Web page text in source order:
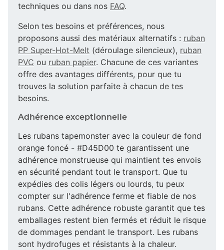
techniques ou dans nos FAQ.
Selon tes besoins et préférences, nous
proposons aussi des matériaux alternatifs : ruban
PP Super-Hot-Melt (déroulage silencieux), ruban
PVC ou ruban papier. Chacune de ces variantes
offre des avantages différents, pour que tu
trouves la solution parfaite à chacun de tes
besoins.
Adhérence exceptionnelle
Les rubans tapemonster avec la couleur de fond
orange foncé - #D45D00 te garantissent une
adhérence monstrueuse qui maintient tes envois
en sécurité pendant tout le transport. Que tu
expédies des colis légers ou lourds, tu peux
compter sur l'adhérence ferme et fiable de nos
rubans. Cette adhérence robuste garantit que tes
emballages restent bien fermés et réduit le risque
de dommages pendant le transport. Les rubans
sont hydrofuges et résistants à la chaleur.